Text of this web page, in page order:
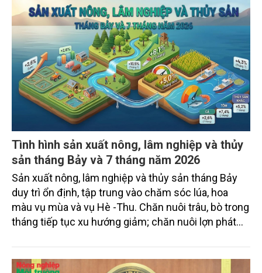
Tình hình sản xuất nông, lâm nghiệp và thủy
sản tháng Bảy và 7 tháng năm 2026
Sản xuất nông, lâm nghiệp và thủy sản tháng Bảy
duy trì ổn định, tập trung vào chăm sóc lúa, hoa
màu vụ mùa và vụ Hè -Thu. Chăn nuôi trâu, bò trong
tháng tiếp tục xu hướng giảm; chăn nuôi lợn phát
trưởng khá. Diện tích rừng trồng mới và sản lượng
thủy sản đều tăng nhẹ.